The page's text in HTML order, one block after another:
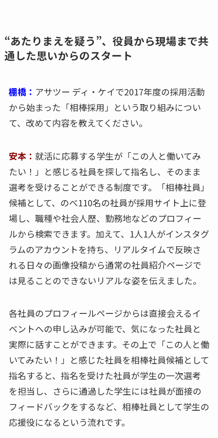
“あたりまえを疑う”、役員から現場まで共
通した思いからのスタート
棚橋： アサツー ディ・ケイで2017年度の採用活動
から始まった「相棒採用」という取り組みについ
て、改めて内容を教えてください。
安本： 就活に応募する学生が「この人と働いてみ
たい！」と感じる社員を探して指名し、そのまま
選考を受けることができる制度です。「相棒社員」
候補として、のべ110名の社員が採用サイト上に登
場し、職種や社会人歴、勤務地などのプロフィー
ルから検索できます。加えて、1人1人がインスタグ
ラムのアカウントを持ち、リアルタイムで反映さ
れる日々の画像投稿から通常の社員紹介ページで
は見ることのできないリアルな姿を伝えました。
各社員のプロフィールページからは直接会えるイ
ベントへの申し込みが可能で、気になった社員と
実際に話すことができます。その上で「この人と働
いてみたい！」と感じた社員を相棒社員候補として
指名すると、指名を受けた社員が学生の一次選考
を担当し、さらに通過した学生には社員が面接の
フィードバックをするなど、相棒社員として学生の
応援役になるという流れです。